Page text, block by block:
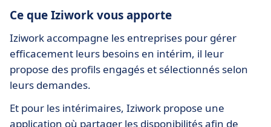
Ce que Iziwork vous apporte
Iziwork accompagne les entreprises pour gérer
efficacement leurs besoins en intérim, il leur
propose des profils engagés et sélectionnés selon
leurs demandes.
Et pour les intérimaires, Iziwork propose une
application où partager les disponibilités afin de